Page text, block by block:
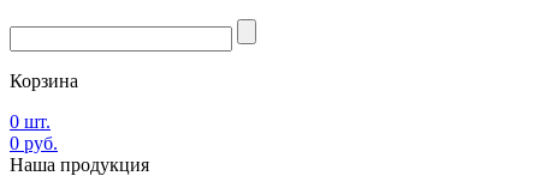
Корзина
0 шт.
0 руб.
Наша продукция